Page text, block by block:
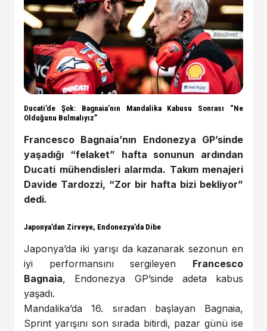
Ducati’de Şok: Bagnaia’nın Mandalika Kabusu Sonrası “Ne
Olduğunu Bulmalıyız”
Francesco Bagnaia’nın Endonezya GP’sinde
yaşadığı “felaket” hafta sonunun ardından
Ducati mühendisleri alarmda. Takım menajeri
Davide Tardozzi, “Zor bir hafta bizi bekliyor”
dedi.
Japonya’dan Zirveye, Endonezya’da Dibe
Japonya’da iki yarışı da kazanarak sezonun en
iyi performansını sergileyen Francesco
Bagnaia, Endonezya GP’sinde adeta kabus
yaşadı.
Mandalika’da 16. sıradan başlayan Bagnaia,
Sprint yarışını son sırada bitirdi, pazar günü ise